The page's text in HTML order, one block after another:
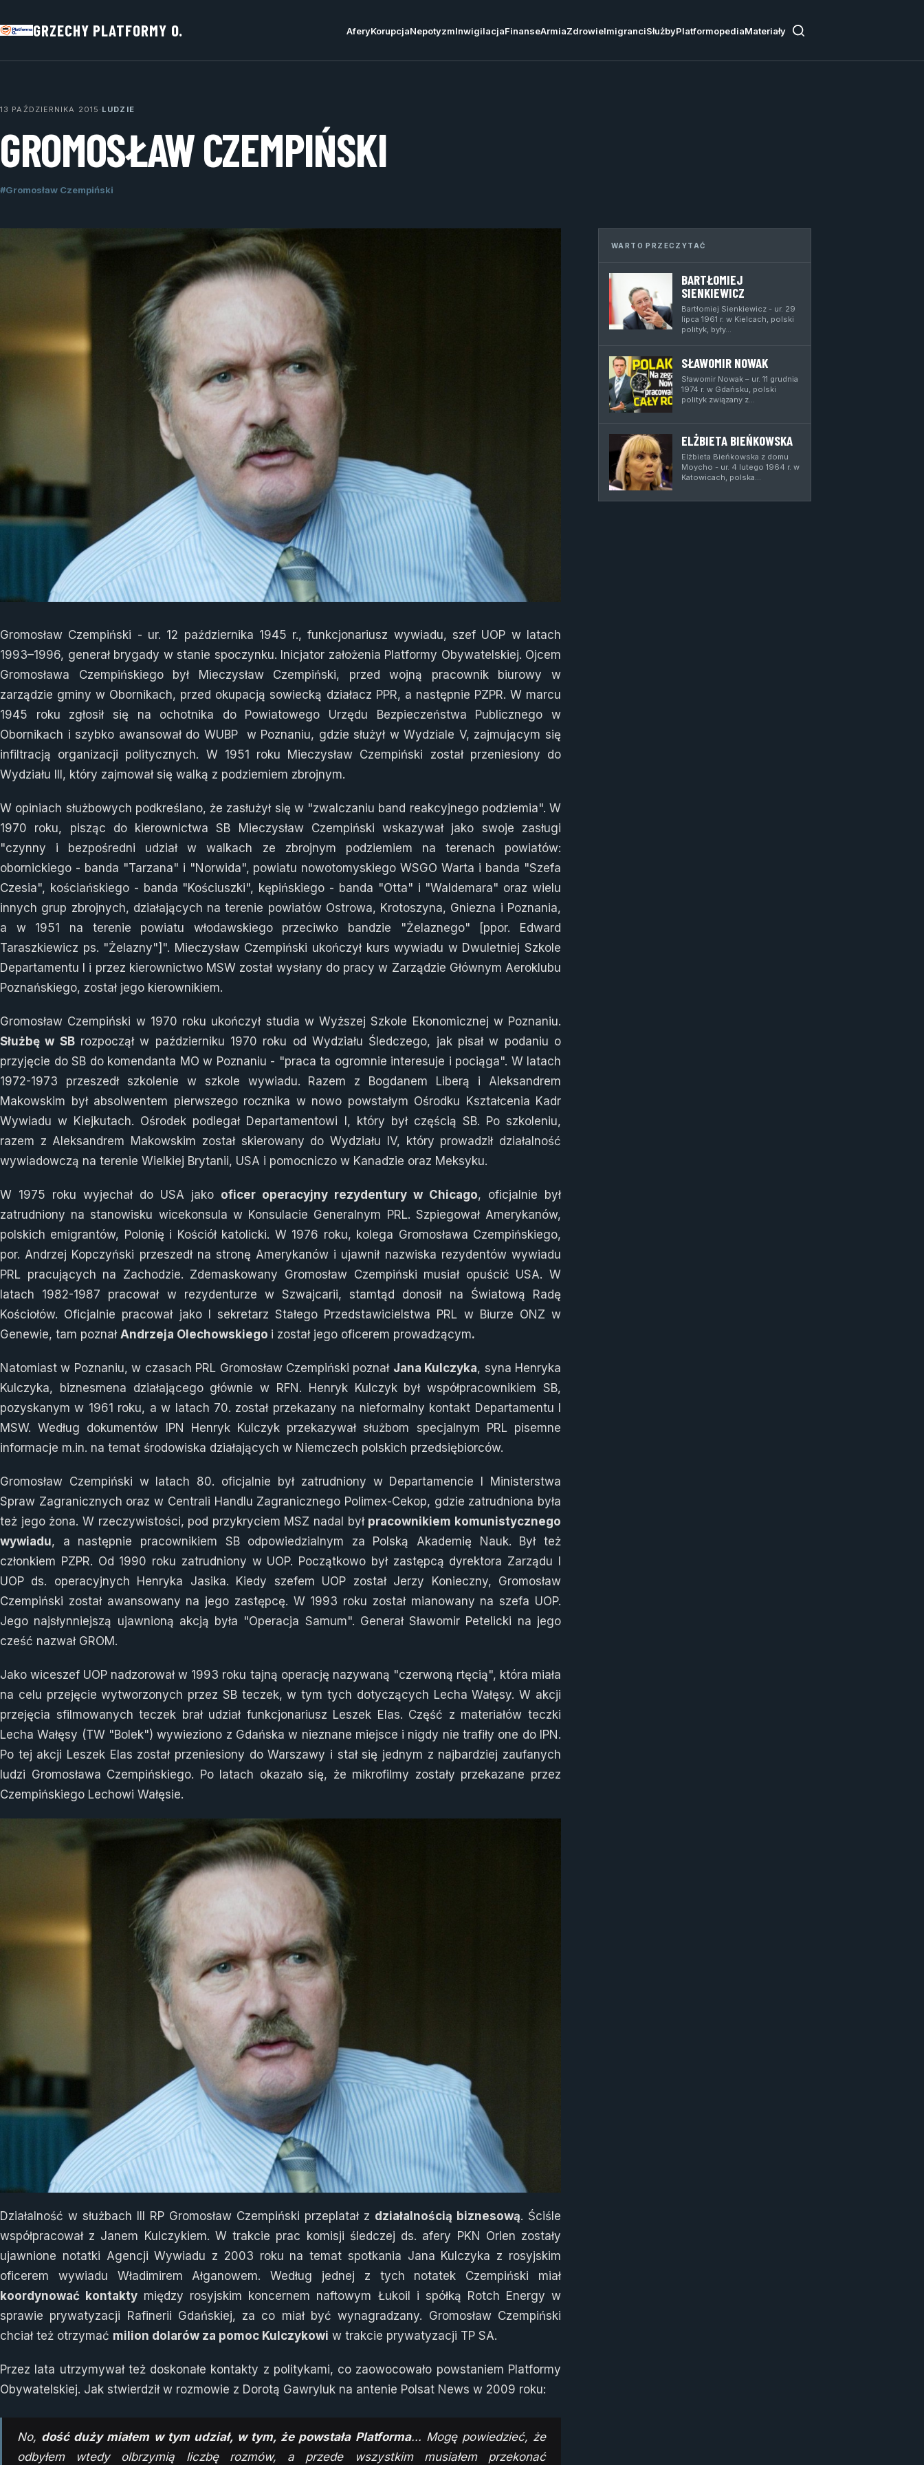
GRZECHY PLATFORMY O. AferyKorupcjaNepotyzmInwigilacjaFinanseArmiaZdrowieImigranciSłużbyPlatformopediaMateriały
13 PAŹDZIERNIKA 2015 · LUDZIE
GROMOSŁAW CZEMPIŃSKI
#Gromosław Czempiński
Gromosław Czempiński - ur. 12 października 1945 r., funkcjonariusz wywiadu, szef UOP w latach
1993–1996, generał brygady w stanie spoczynku. Inicjator założenia Platformy Obywatelskiej. Ojcem
Gromosława Czempińskiego był Mieczysław Czempiński, przed wojną pracownik biurowy w
zarządzie gminy w Obornikach, przed okupacją sowiecką działacz PPR, a następnie PZPR. W marcu
1945 roku zgłosił się na ochotnika do Powiatowego Urzędu Bezpieczeństwa Publicznego w
Obornikach i szybko awansował do WUBP w Poznaniu, gdzie służył w Wydziale V, zajmującym się
infiltracją organizacji politycznych. W 1951 roku Mieczysław Czempiński został przeniesiony do
Wydziału III, który zajmował się walką z podziemiem zbrojnym.
W opiniach służbowych podkreślano, że zasłużył się w "zwalczaniu band reakcyjnego podziemia". W
1970 roku, pisząc do kierownictwa SB Mieczysław Czempiński wskazywał jako swoje zasługi
"czynny i bezpośredni udział w walkach ze zbrojnym podziemiem na terenach powiatów:
obornickiego - banda "Tarzana" i "Norwida", powiatu nowotomyskiego WSGO Warta i banda "Szefa
Czesia", kościańskiego - banda "Kościuszki", kępińskiego - banda "Otta" i "Waldemara" oraz wielu
innych grup zbrojnych, działających na terenie powiatów Ostrowa, Krotoszyna, Gniezna i Poznania,
a w 1951 na terenie powiatu włodawskiego przeciwko bandzie "Żelaznego" [ppor. Edward
Taraszkiewicz ps. "Żelazny"]". Mieczysław Czempiński ukończył kurs wywiadu w Dwuletniej Szkole
Departamentu I i przez kierownictwo MSW został wysłany do pracy w Zarządzie Głównym Aeroklubu
Poznańskiego, został jego kierownikiem.
Gromosław Czempiński w 1970 roku ukończył studia w Wyższej Szkole Ekonomicznej w Poznaniu.
Służbę w SBrozpoczął w październiku 1970 roku od Wydziału Śledczego, jak pisał w podaniu o
przyjęcie do SB do komendanta MO w Poznaniu - "praca ta ogromnie interesuje i pociąga". W latach
1972-1973 przeszedł szkolenie w szkole wywiadu. Razem z Bogdanem Liberą i Aleksandrem
Makowskim był absolwentem pierwszego rocznika w nowo powstałym Ośrodku Kształcenia Kadr
Wywiadu w Kiejkutach. Ośrodek podlegał Departamentowi I, który był częścią SB. Po szkoleniu,
razem z Aleksandrem Makowskim został skierowany do Wydziału IV, który prowadził działalność
wywiadowczą na terenie Wielkiej Brytanii, USA i pomocniczo w Kanadzie oraz Meksyku.
W 1975 roku wyjechał do USA jako oficer operacyjny rezydentury w Chicago, oficjalnie był
zatrudniony na stanowisku wicekonsula w Konsulacie Generalnym PRL. Szpiegował Amerykanów,
polskich emigrantów, Polonię i Kościół katolicki. W 1976 roku, kolega Gromosława Czempińskiego,
por. Andrzej Kopczyński przeszedł na stronę Amerykanów i ujawnił nazwiska rezydentów wywiadu
PRL pracujących na Zachodzie. Zdemaskowany Gromosław Czempiński musiał opuścić USA. W
latach 1982-1987 pracował w rezydenturze w Szwajcarii, stamtąd donosił na Światową Radę
Kościołów. Oficjalnie pracował jako I sekretarz Stałego Przedstawicielstwa PRL w Biurze ONZ w
Genewie, tam poznał Andrzeja Olechowskiego i został jego oficerem prowadzącym.
Natomiast w Poznaniu, w czasach PRL Gromosław Czempiński poznał Jana Kulczyka, syna Henryka
Kulczyka, biznesmena działającego głównie w RFN. Henryk Kulczyk był współpracownikiem SB,
pozyskanym w 1961 roku, a w latach 70. został przekazany na nieformalny kontakt Departamentu I
MSW. Według dokumentów IPN Henryk Kulczyk przekazywał służbom specjalnym PRL pisemne
informacje m.in. na temat środowiska działających w Niemczech polskich przedsiębiorców.
Gromosław Czempiński w latach 80. oficjalnie był zatrudniony w Departamencie I Ministerstwa
Spraw Zagranicznych oraz w Centrali Handlu Zagranicznego Polimex-Cekop, gdzie zatrudniona była
też jego żona. W rzeczywistości, pod przykryciem MSZ nadal był pracownikiem komunistycznego
wywiadu, a następnie pracownikiem SB odpowiedzialnym za Polską Akademię Nauk. Był też
członkiem PZPR. Od 1990 roku zatrudniony w UOP. Początkowo był zastępcą dyrektora Zarządu I
UOP ds. operacyjnych Henryka Jasika. Kiedy szefem UOP został Jerzy Konieczny, Gromosław
Czempiński został awansowany na jego zastępcę. W 1993 roku został mianowany na szefa UOP.
Jego najsłynniejszą ujawnioną akcją była "Operacja Samum". Generał Sławomir Petelicki na jego
cześć nazwał GROM.
Jako wiceszef UOP nadzorował w 1993 roku tajną operację nazywaną "czerwoną rtęcią", która miała
na celu przejęcie wytworzonych przez SB teczek, w tym tych dotyczących Lecha Wałęsy. W akcji
przejęcia sfilmowanych teczek brał udział funkcjonariusz Leszek Elas. Część z materiałów teczki
Lecha Wałęsy (TW "Bolek") wywieziono z Gdańska w nieznane miejsce i nigdy nie trafiły one do IPN.
Po tej akcji Leszek Elas został przeniesiony do Warszawy i stał się jednym z najbardziej zaufanych
ludzi Gromosława Czempińskiego. Po latach okazało się, że mikrofilmy zostały przekazane przez
Czempińskiego Lechowi Wałęsie.
Działalność w służbach III RP Gromosław Czempiński przeplatał z działalnością biznesową. Ściśle
współpracował z Janem Kulczykiem. W trakcie prac komisji śledczej ds. afery PKN Orlen zostały
ujawnione notatki Agencji Wywiadu z 2003 roku na temat spotkania Jana Kulczyka z rosyjskim
oficerem wywiadu Władimirem Ałganowem. Według jednej z tych notatek Czempiński miał
koordynować kontakty między rosyjskim koncernem naftowym Łukoil i spółką Rotch Energy w
sprawie prywatyzacji Rafinerii Gdańskiej, za co miał być wynagradzany. Gromosław Czempiński
chciał też otrzymać milion dolarów za pomoc Kulczykowi w trakcie prywatyzacji TP SA.
Przez lata utrzymywał też doskonałe kontakty z politykami, co zaowocowało powstaniem Platformy
Obywatelskiej. Jak stwierdził w rozmowie z Dorotą Gawryluk na antenie Polsat News w 2009 roku:
No, dość duży miałem w tym udział, w tym, że powstała Platforma... Mogę powiedzieć, że
odbyłem wtedy olbrzymią liczbę rozmów, a przede wszystkim musiałem przekonać
WARTO PRZECZYTAĆ
BARTŁOMIEJ
SIENKIEWICZ
Bartłomiej Sienkiewicz - ur. 29
lipca 1961 r. w Kielcach, polski
polityk, były…
SŁAWOMIR NOWAK
Sławomir Nowak – ur. 11 grudnia
1974 r. w Gdańsku, polski
polityk związany z…
ELŻBIETA BIEŃKOWSKA
Elżbieta Bieńkowska z domu
Moycho - ur. 4 lutego 1964 r. w
Katowicach, polska…